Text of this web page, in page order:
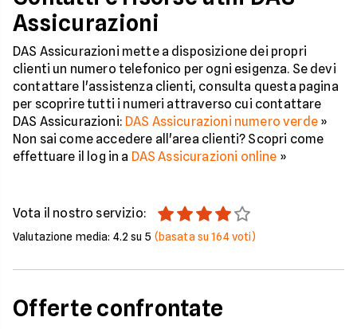
Assicurazioni
DAS Assicurazioni mette a disposizione dei propri
clienti un numero telefonico per ogni esigenza. Se devi
contattare l'assistenza clienti, consulta questa pagina
per scoprire tutti i numeri attraverso cui contattare
DAS Assicurazioni: DAS Assicurazioni numero verde»
Non sai come accedere all'area clienti? Scopri come
effettuare il log in a DAS Assicurazioni online »
Vota il nostro servizio:
Valutazione media: 4.2 su 5 (basata su164voti)
Offerte confrontate